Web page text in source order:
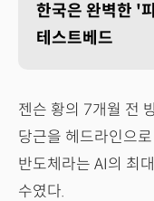
한국은 완벽한 '
테스트베드
젠슨 황의 7개월 전
당근을 헤드라인으
반도체라는 AI의 최
수였다.